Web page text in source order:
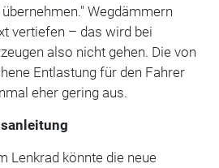
Wegdämmern
vertiefen – das wird bei
also nicht gehen. Die von
Entlastung für den Fahrer
eher gering aus.
Lenkrad könnte die neue